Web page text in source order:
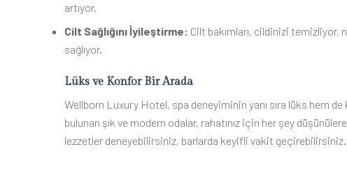
artıyor.
Cilt Sağlığını İyileştirme: Cilt bakımları, cildinizi temizliyor,
sağlıyor.
Lüks ve Konfor Bir Arada
Wellborn Luxury Hotel, spa deneyiminin yanı sıra lüks hem
bulunan şık ve modern odalar, rahatınız için her şey
lezzetler deneyebilirsiniz, barlarda keyifli vakit geçirebilirsiniz.